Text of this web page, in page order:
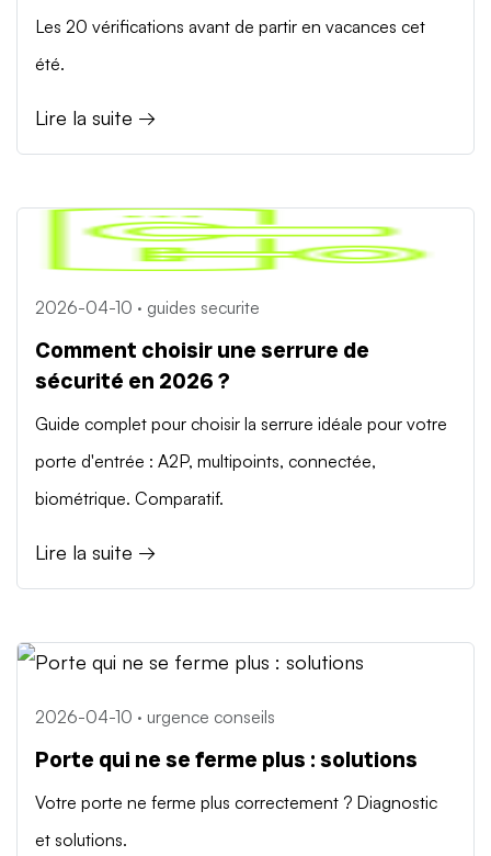
Les 20 vérifications avant de partir en vacances cet
été.
Lire la suite →
2026-04-10 · guides securite
Comment choisir une serrure de
sécurité en 2026 ?
Guide complet pour choisir la serrure idéale pour votre
porte d'entrée : A2P, multipoints, connectée,
biométrique. Comparatif.
Lire la suite →
2026-04-10 · urgence conseils
Porte qui ne se ferme plus : solutions
Votre porte ne ferme plus correctement ? Diagnostic
et solutions.